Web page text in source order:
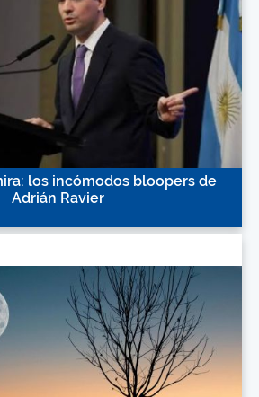
los incómodos bloopers de
Adrián Ravier